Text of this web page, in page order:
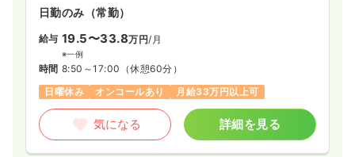
日勤のみ（常勤）
給与 19.5〜33.8万円/月
※一例
時間 8:50～17:00 （休憩60分）
日曜休み
オンコールあり 月給33万円以上可
気になる 詳細を見る